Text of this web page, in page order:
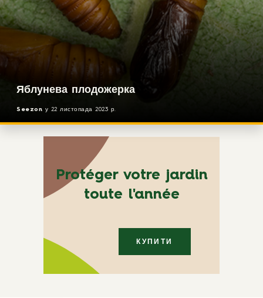
Яблунева плодожерка
Seezon у 22 листопада 2023 р.
Protéger votre jardin
toute l'année
КУПИТИ